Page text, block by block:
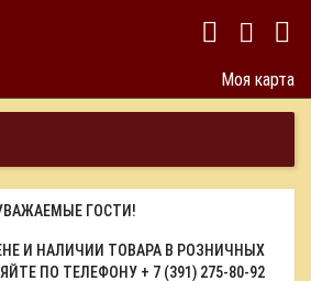
Моя карта
ГОСТИ!
И НАЛИЧИИ ТОВАРА В РОЗНИЧНЫХ
ПО ТЕЛЕФОНУ + 7 (391) 275-80-92